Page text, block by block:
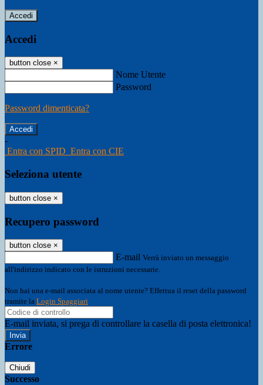
Accedi
Accedi
button close ×
Nome Utente
Password
Password dimenticata?
-
Entra con SPID Entra con CIE
Seleziona utente
button close ×
Recupero password
button close ×
E-mail Verrà inviato un messaggio
all'indirizzo indicato con le istruzioni necessarie.
Non hai una e-mail associata al nome utente? Effettua il reset della password
tramite la Login Spaggiari
E-mail inviata, si prega di controllare la casella di posta elettronica!
Errore
Chiudi
Successo